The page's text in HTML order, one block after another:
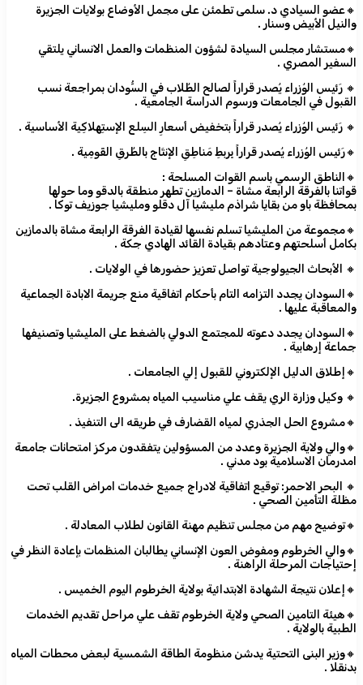
🔸عضو السيادي د. سلمى تطمئن على مجمل الأوضاع بولايات الجزيرة
والنيل الأبيض وسنار .
🔸مستشار مجلس السيادة لشؤون المنظمات والعمل الانساني يلتقي
السفير المصري .
🔸 رَئيس الوُزراء يُصدر قراراً لصالح الطُلاب في السُّودان بمراجعة نسب
القبول في الجامعات ورسوم الدراسة الجامعية .
🔸 رَئيس الوُزراء يُصدر قراراً بتخفيض أسعارِ السِلع الإستِهلاكِية الأساسية .
🔸رَئيس الوُزراء يُصدر قراراً بِربطِ مَناطِقِ الإنتَاج بالطُرقِ القَومِية .
🔸الناطق الرسمي باسم القوات المسلحة :
قواتنا بالفرقة الرابعة مشاة – الدمازين تطهر منطقة بالدقو وما حولها
بمحافظة باو من بقايا شراذم مليشيا آل دقلو ومليشيا جوزيف توكا .
🔸مجموعة من المليشيا تسلم نفسها لقيادة الفرقة الرابعة مشاة بالدمازين
بكامل أسلحتهم وعتادهم بقيادة القائد الهادي جكة .
🔸 الأبحاث الجيولوجية تواصل تعزيز حضورها في الولايات .
🔸السودان يجدد التزامه التام بأحكام اتفاقية منع جريمة الابادة الجماعية
والمعاقبة عليها .
🔸السودان يجدد دعوته للمجتمع الدولي بالضغط على المليشيا وتصنيفها
جماعة إرهابية .
🔸إطلاق الدليل الإلكتروني للقبول إلي الجامعات .
🔸 وكيل وزارة الري يقف علي مناسيب المياه بمشروع الجزيرة.
🔸مشروع الحل الجذري لمياه القضارف في طريقه الى التنفيذ .
🔸والي ولاية الجزيرة وعدد من المسؤولين يتفقدون مركز امتحانات جامعة
امدرمان الاسلامية بود مدني .
🔸 البحر الاحمر: توقيع اتفاقية لادراج جميع خدمات امراض القلب تحت
مظلة التأمين الصحي .
🔸توضيح مهم من مجلس تنظيم مهنة القانون لطلاب المعادلة .
🔸والي الخرطوم ومفوض العون الإنساني يطالبان المنظمات بإعادة النظر في
إحتياجات المرحلة الراهنة .
🔸إعلان نتيجة الشهادة الابتدائية بولاية الخرطوم اليوم الخميس .
🔸هيئة التامين الصحي ولاية الخرطوم تقف علي مراحل تقديم الخدمات
الطبية بالولاية .
🔸وزير البنى التحتية يدشن منظومة الطاقة الشمسية لبعض محطات المياه
بدنقلا .